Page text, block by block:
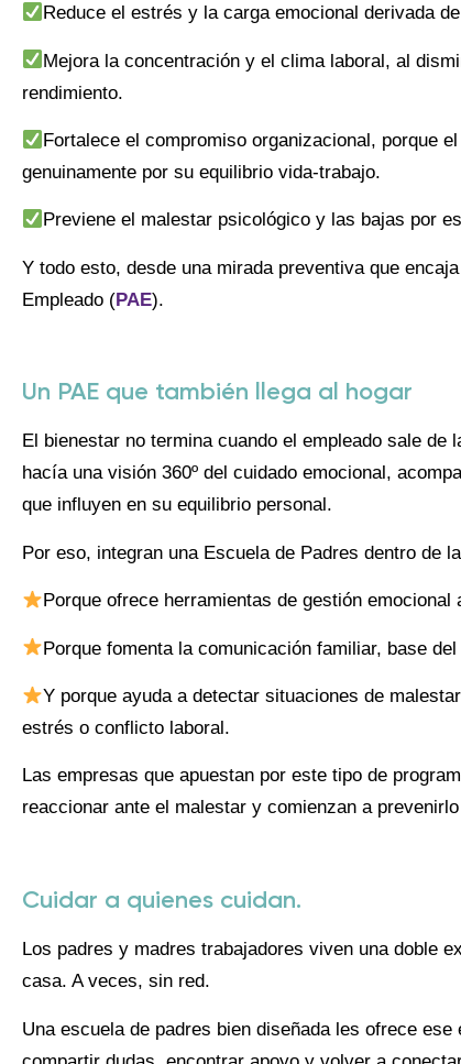
Reduce el estrés y la carga emocional derivada
Mejora la concentración y el clima laboral, al
rendimiento.
Fortalece el compromiso organizacional, porque
genuinamente por su equilibrio vida-trabajo.
Previene el malestar psicológico y las bajas por
Y todo esto, desde una mirada preventiva que
Empleado (PAE).
Un PAE que también llega al hogar
El bienestar no termina cuando el empleado sale
hacía una visión 360º del cuidado emocional,
que influyen en su equilibrio personal.
Por eso, integran una Escuela de Padres dentro de
Porque ofrece herramientas de gestión
Porque fomenta la comunicación familiar, base
Y porque ayuda a detectar situaciones de
estrés o conflicto laboral.
Las empresas que apuestan por este tipo de
reaccionar ante el malestar y comienzan a
Cuidar a quienes cuidan.
Los padres y madres trabajadores viven una doble
casa. A veces, sin red.
Una escuela de padres bien diseñada les ofrece